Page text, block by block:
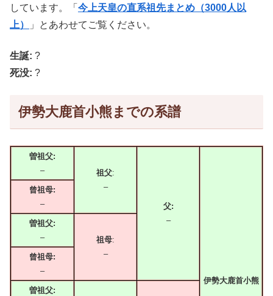
しています。「 今上天皇の直系祖先まとめ（3000人以
上）
」とあわせてご覧ください。
生誕: ?
死没: ?
伊勢大鹿首小熊までの系譜
曽祖父:
–
祖父:
–
父:
–
伊勢大鹿首小熊
曾祖母:
–
曽祖父:
–
祖母:
–
曾祖母:
–
曽祖父: